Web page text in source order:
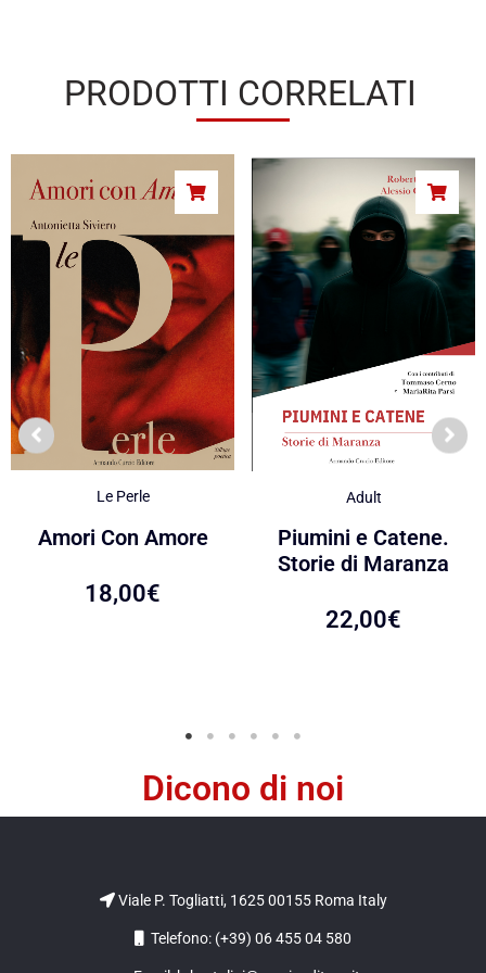
PRODOTTI CORRELATI
Le Perle
Amori Con Amore
18,00€
Adult
Piumini e Catene.
Storie di Maranza
22,00€
Dicono di noi
Viale P. Togliatti, 1625 00155 Roma Italy
Telefono: (+39) 06 455 04 580